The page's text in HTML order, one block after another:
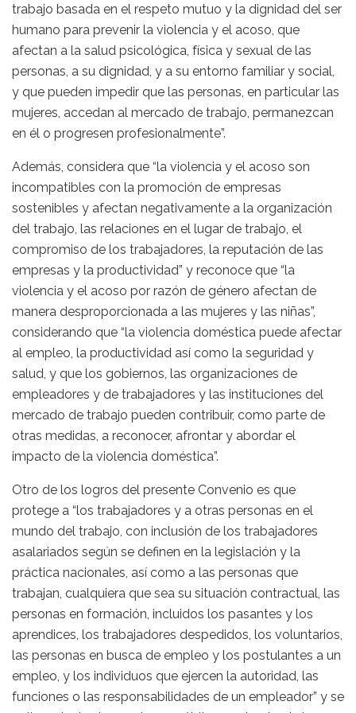
trabajo basada en el respeto mutuo y la dignidad del ser
humano para prevenir la violencia y el acoso, que
afectan a la salud psicológica, física y sexual de las
personas, a su dignidad, y a su entorno familiar y social,
y que pueden impedir que las personas, en particular las
mujeres, accedan al mercado de trabajo, permanezcan
en él o progresen profesionalmente”.
Además, considera que “la violencia y el acoso son
incompatibles con la promoción de empresas
sostenibles y afectan negativamente a la organización
del trabajo, las relaciones en el lugar de trabajo, el
compromiso de los trabajadores, la reputación de las
empresas y la productividad” y reconoce que “la
violencia y el acoso por razón de género afectan de
manera desproporcionada a las mujeres y las niñas”,
considerando que “la violencia doméstica puede afectar
al empleo, la productividad así como la seguridad y
salud, y que los gobiernos, las organizaciones de
empleadores y de trabajadores y las instituciones del
mercado de trabajo pueden contribuir, como parte de
otras medidas, a reconocer, afrontar y abordar el
impacto de la violencia doméstica”.
Otro de los logros del presente Convenio es que
protege a “los trabajadores y a otras personas en el
mundo del trabajo, con inclusión de los trabajadores
asalariados según se definen en la legislación y la
práctica nacionales, así como a las personas que
trabajan, cualquiera que sea su situación contractual, las
personas en formación, incluidos los pasantes y los
aprendices, los trabajadores despedidos, los voluntarios,
las personas en busca de empleo y los postulantes a un
empleo, y los individuos que ejercen la autoridad, las
funciones o las responsabilidades de un empleador” y se